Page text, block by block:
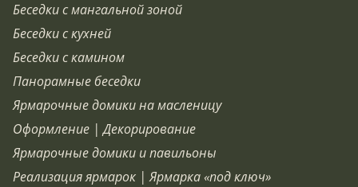
Беседки с мангальной зоной
Беседки с кухней
Беседки с камином
Панорамные беседки
Ярмарочные домики на масленицу
Оформление | Декорирование
Ярмарочные домики и павильоны
Реализация ярмарок | Ярмарка «под ключ»